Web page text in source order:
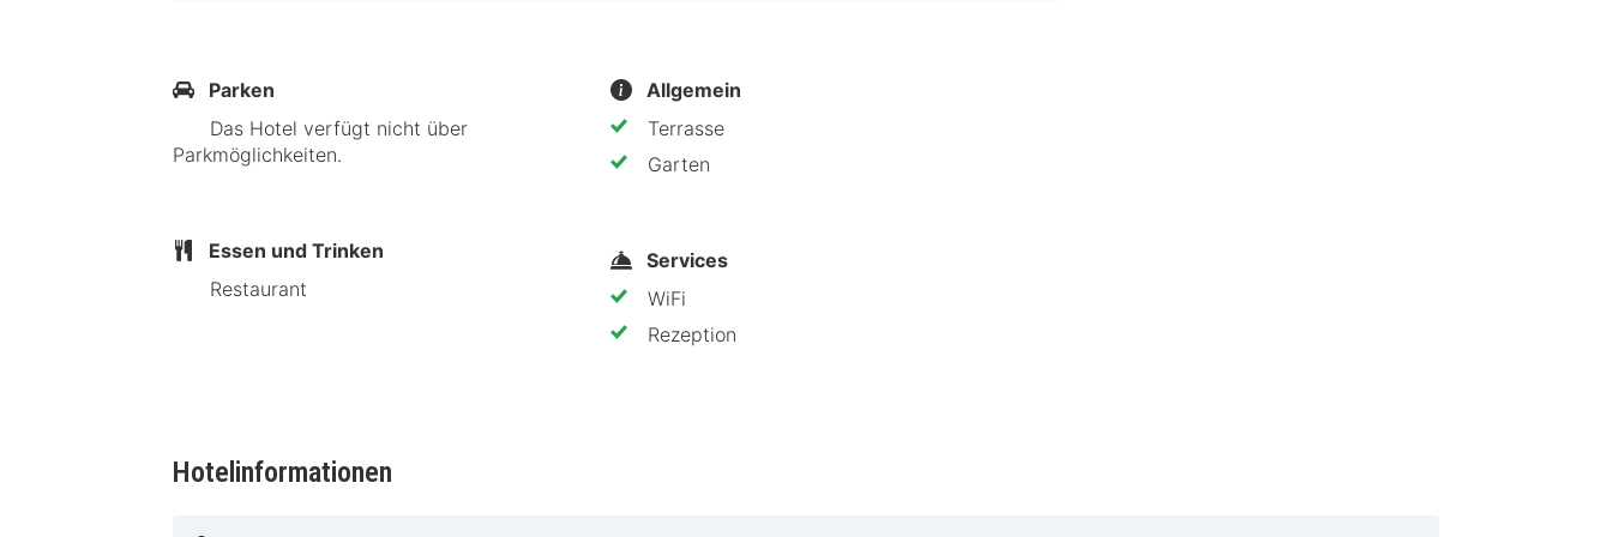
ASD Hotel in Filderstadt liegt nur eine 10-minütige Fahrt von SI-Centrum Stuttgart und Fildorado entfernt. Dieses Hotel ist 21,7
km von Mercedes-Benz Museum und 20,9 km von Mercedes-Benz Arena entfernt.
Parken
Parkmöglichkeiten.
Essen und Trinken
Restaurant
Allgemein
Terrasse
Garten
Services
WiFi
Rezeption
Hotelinformationen